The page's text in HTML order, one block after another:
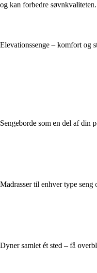
og kan forbedre søvnkvaliteten.
Elevationssenge – komfort og
Sengeborde som en del af din
Madrasser til enhver type seng
Dyner samlet ét sted – få